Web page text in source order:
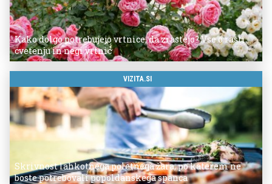
Kako dolgo potrebujejo vrtnice, da zrastejo? Vse o rasti,
cvetenju in negi vrtnic
VIZITA.SI
Skrivnost lahkotnega poletnega žara, po katerem ne
boste potrebovali popoldanskega spanca